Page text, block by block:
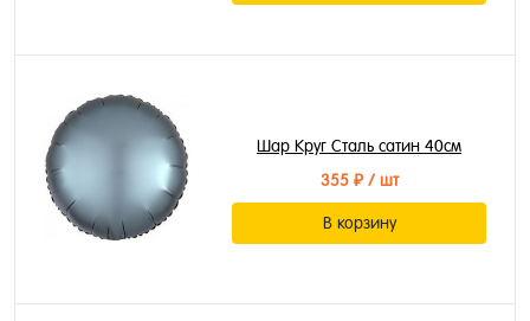
Шар Круг Сталь сатин 40см
355 ₽/ шт
В корзину